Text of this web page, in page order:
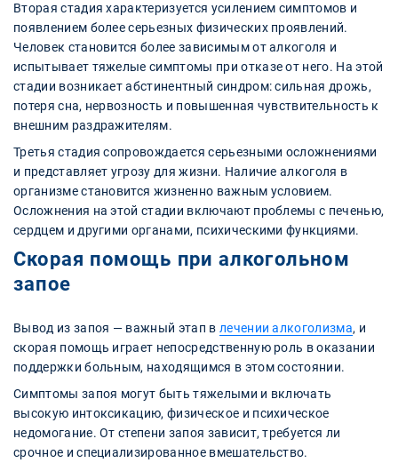
Вторая стадия характеризуется усилением симптомов и
появлением более серьезных физических проявлений.
Человек становится более зависимым от алкоголя и
испытывает тяжелые симптомы при отказе от него. На этой
стадии возникает абстинентный синдром: сильная дрожь,
потеря сна, нервозность и повышенная чувствительность к
внешним раздражителям.
Третья стадия сопровождается серьезными осложнениями
и представляет угрозу для жизни. Наличие алкоголя в
организме становится жизненно важным условием.
Осложнения на этой стадии включают проблемы с печенью,
сердцем и другими органами, психическими функциями.
Скорая помощь при алкогольном
запое
Вывод из запоя — важный этап в лечении алкоголизма, и
скорая помощь играет непосредственную роль в оказании
поддержки больным, находящимся в этом состоянии.
Симптомы запоя могут быть тяжелыми и включать
высокую интоксикацию, физическое и психическое
недомогание. От степени запоя зависит, требуется ли
срочное и специализированное вмешательство.